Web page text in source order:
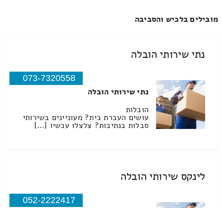
מובילים בלכיש והסביבה
נתי שירותי הובלה
073-7320558
נתי שירותי הובלה
הובלות
עושים העברת בית? מעוניינים בשירותי
סבלות בנתיבות? צלצלו עכשיו […]
לינקס שירותי הובלה
052-2222417